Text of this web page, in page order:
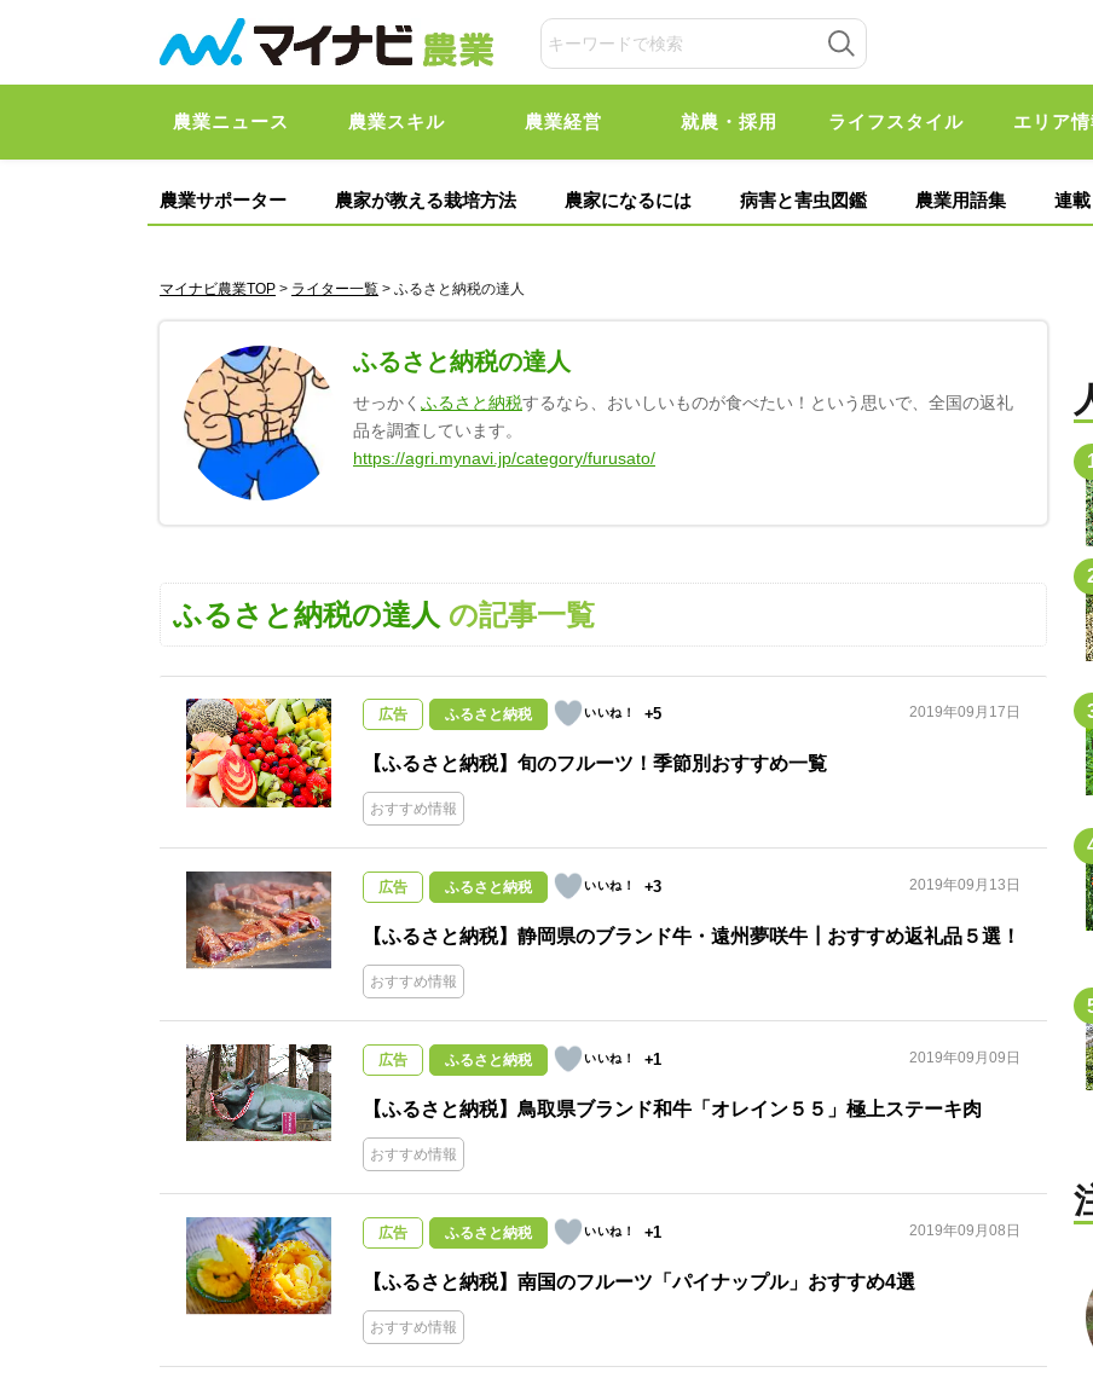
農業ニュース 農業スキル 農業経営 就農・採用 ライフスタイル エリア情
農業サポーター 農家が教える栽培方法 農家になるには 病害と害虫図鑑 農業用語集 連載
マイナビ農業TOP > ライター一覧 > ふるさと納税の達人
ふるさと納税の達人
せっかく ふるさと納税するなら、おいしいものが食べたい！という思いで、全国の返礼
品を調査しています。
https://agri.mynavi.jp/category/furusato/
ふるさと納税の達人 の記事一覧
広告 ふるさと納税 +5 2019年09月17日
【ふるさと納税】旬のフルーツ！季節別おすすめ一覧
おすすめ情報
広告 ふるさと納税 +3 2019年09月13日
【ふるさと納税】静岡県のブランド牛・遠州夢咲牛┃おすすめ返礼品５選！
おすすめ情報
広告 ふるさと納税 +1 2019年09月09日
【ふるさと納税】鳥取県ブランド和牛「オレイン５５」極上ステーキ肉
おすすめ情報
広告 ふるさと納税 +1 2019年09月08日
【ふるさと納税】南国のフルーツ「パイナップル」おすすめ4選
おすすめ情報